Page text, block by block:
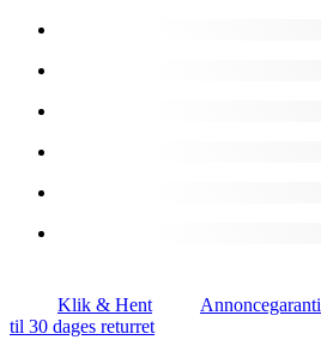
Klik & Hent Annoncegaranti
til 30 dages returret